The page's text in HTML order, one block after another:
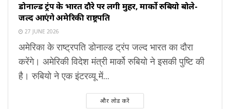
डोनाल्ड ट्रंप के भारत दौरे पर लगी मुहर, मार्को रुबियो बोले-
जल्द आएंगे अमेरिकी राष्ट्रपति
27 JUNE 2026
अमेरिका के राष्ट्रपति डोनाल्ड ट्रंप जल्द भारत का दौरा
करेंगे। अमेरिकी विदेश मंत्री मार्को रुबियो ने इसकी पुष्टि की
है। रुबियो ने एक इंटरव्यू में...
और लोड करें